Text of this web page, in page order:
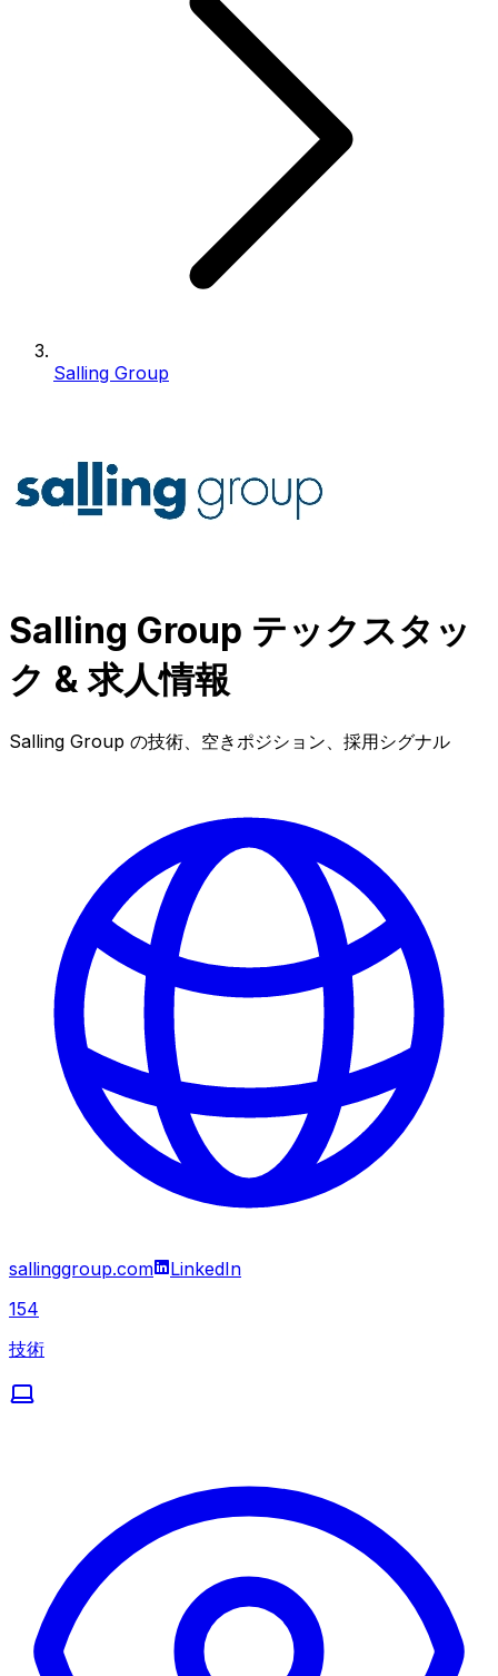
Salling Group
Salling Group テックスタッ
ク & 求人情報
Salling Group の技術、空きポジション、採用シグナル
sallinggroup.com
LinkedIn
154
技術